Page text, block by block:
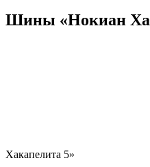
Шины «Нокиан
Хакапелита 5»